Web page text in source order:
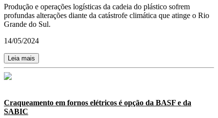
Produção e operações logísticas da cadeia do plástico sofrem
profundas alterações diante da catástrofe climática que atinge o Rio
Grande do Sul.
14/05/2024
Leia mais
Craqueamento em fornos elétricos é opção da BASF e da
SABIC